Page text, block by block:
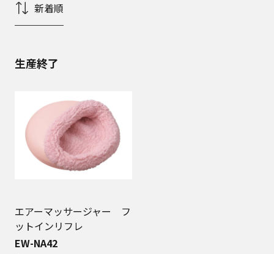
新着順
生産終了
エアーマッサージャー フ
ットインリフレ
EW-NA42